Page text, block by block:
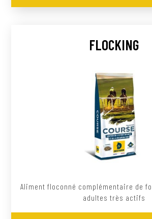
FLOCKING
Aliment floconné complémentaire de
adultes très actifs